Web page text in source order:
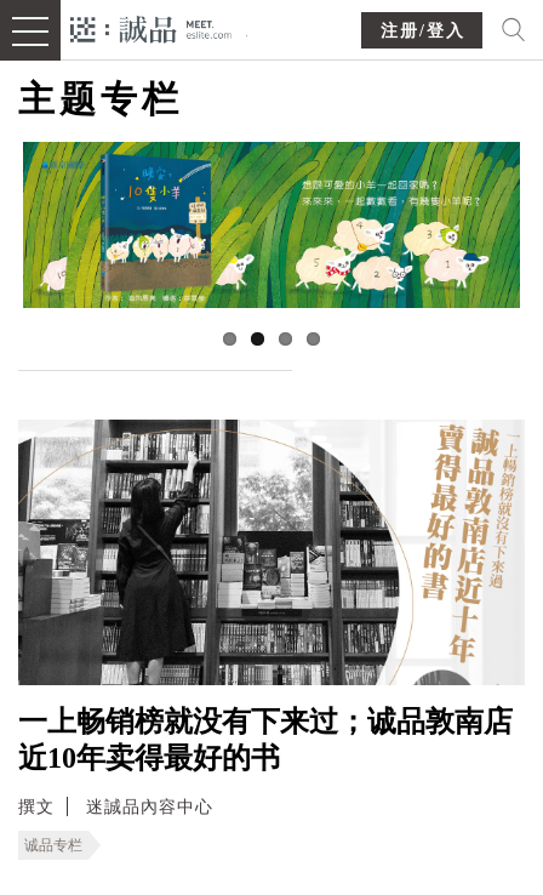
注册/登入
主题专栏
一上畅销榜就没有下来过；诚品敦南店
近10年卖得最好的书
撰文 迷誠品內容中心
诚品专栏